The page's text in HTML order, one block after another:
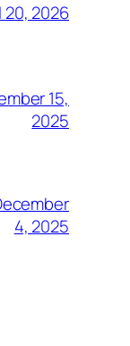
20, 2026
15,
2025
4, 2025